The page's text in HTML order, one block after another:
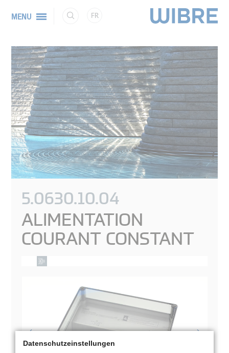
MENU FR
5.0630.10.04
ALIMENTATION
COURANT CONSTANT
Datenschutzeinstellungen